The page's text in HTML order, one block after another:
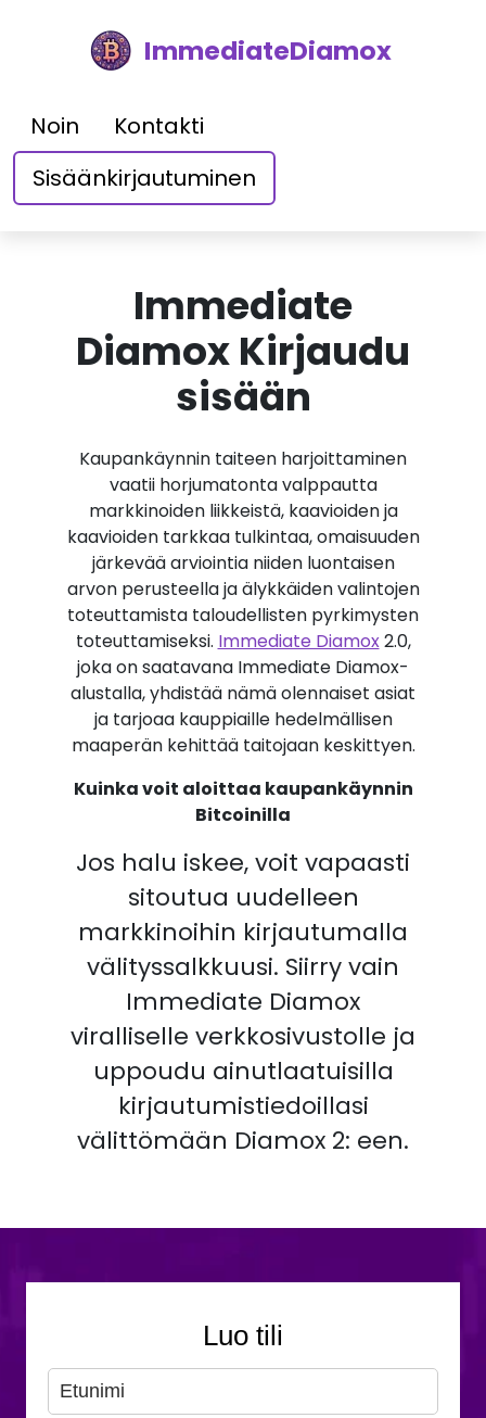
ImmediateDiamox
Noin
Kontakti
Sisäänkirjautuminen
Immediate
Diamox Kirjaudu
sisään
Kaupankäynnin taiteen harjoittaminen
vaatii horjumatonta valppautta
markkinoiden liikkeistä, kaavioiden ja
kaavioiden tarkkaa tulkintaa, omaisuuden
järkevää arviointia niiden luontaisen
arvon perusteella ja älykkäiden valintojen
toteuttamista taloudellisten pyrkimysten
toteuttamiseksi. Immediate Diamox2.0,
joka on saatavana Immediate Diamox-
alustalla, yhdistää nämä olennaiset asiat
ja tarjoaa kauppiaille hedelmällisen
maaperän kehittää taitojaan keskittyen.
Kuinka voit aloittaa kaupankäynnin
Bitcoinilla
Jos halu iskee, voit vapaasti
sitoutua uudelleen
markkinoihin kirjautumalla
välityssalkkuusi. Siirry vain
Immediate Diamox
viralliselle verkkosivustolle ja
uppoudu ainutlaatuisilla
kirjautumistiedoillasi
välittömään Diamox 2: een.